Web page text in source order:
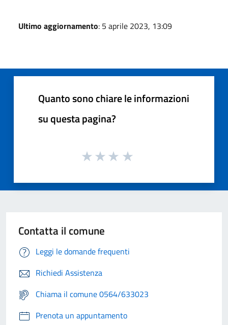
Ultimo aggiornamento: 5 aprile 2023, 13:09
Quanto sono chiare le informazioni
su questa pagina?
Contatta il comune
Leggi le domande frequenti
Richiedi Assistenza
Chiama il comune 0564/633023
Prenota un appuntamento